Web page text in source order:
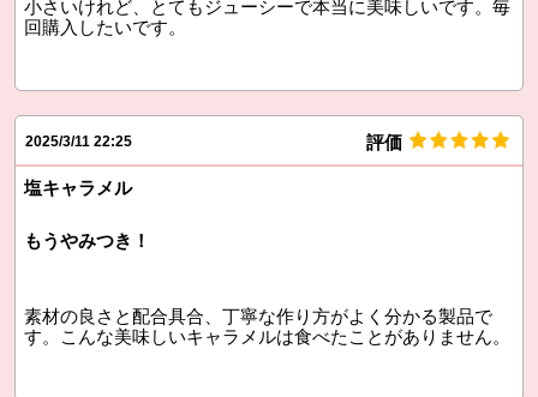
小さいけれど、とてもジューシーで本当に美味しいです。毎
回購入したいです。
2025/3/11 22:25 評価
塩キャラメル
もうやみつき！
素材の良さと配合具合、丁寧な作り方がよく分かる製品で
す。こんな美味しいキャラメルは食べたことがありません。